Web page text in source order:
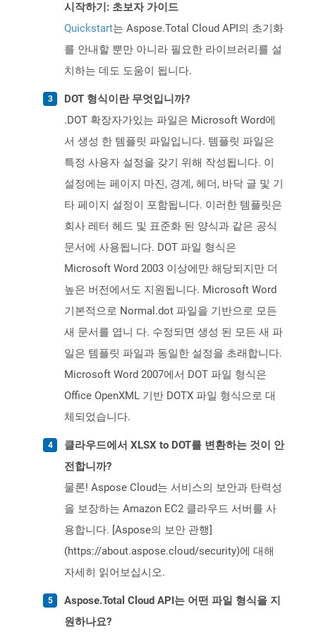
시작하기: 초보자 가이드
Quickstart는 Aspose.Total Cloud API의 초기화
를 안내할 뿐만 아니라 필요한 라이브러리를 설
치하는 데도 도움이 됩니다.
DOT 형식이란 무엇입니까?
.DOT 확장자가있는 파일은 Microsoft Word에
서 생성 한 템플릿 파일입니다. 템플릿 파일은
특정 사용자 설정을 갖기 위해 작성됩니다. 이
설정에는 페이지 마진, 경계, 헤더, 바닥 글 및 기
타 페이지 설정이 포함됩니다. 이러한 템플릿은
회사 레터 헤드 및 표준화 된 양식과 같은 공식
문서에 사용됩니다. DOT 파일 형식은
Microsoft Word 2003 이상에만 해당되지만 더
높은 버전에서도 지원됩니다. Microsoft Word
기본적으로 Normal.dot 파일을 기반으로 모든
새 문서를 엽니 다. 수정되면 생성 된 모든 새 파
일은 템플릿 파일과 동일한 설정을 초래합니다.
Microsoft Word 2007에서 DOT 파일 형식은
Office OpenXML 기반 DOTX 파일 형식으로 대
체되었습니다.
클라우드에서 XLSX to DOT를 변환하는 것이 안
전합니까?
물론! Aspose Cloud는 서비스의 보안과 탄력성
을 보장하는 Amazon EC2 클라우드 서버를 사
용합니다. [Aspose의 보안 관행]
(https://about.aspose.cloud/security)에 대해
자세히 읽어보십시오.
Aspose.Total Cloud API는 어떤 파일 형식을 지
원하나요?